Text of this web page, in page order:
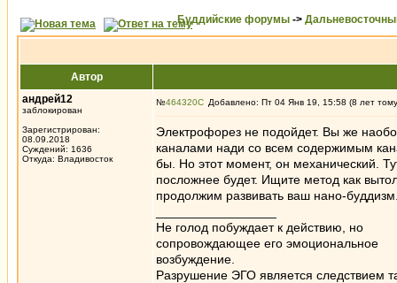
Буддийские форумы ->
Автор
андрей12
заблокирован
Зарегистрирован:
08.09.2018
Суждений: 1636
Откуда: Владивосток
№464320 Добавлено: Пт 04 Янв 19, 15:58 (8 лет
Электрофорез не подойдет. Вы же
каналами нади со всем содержимым
бы. Но этот момент, он механический.
посложнее будет. Ищите метод как
продолжим развивать ваш нано-
Не голод побуждает к действию, но
сопровождающее его эмоциональное
возбуждение.
Разрушение ЭГО является следствием